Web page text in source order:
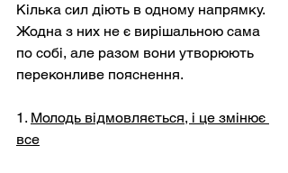
Кілька сил діють в одному напрямку.
Жодна з них не є вирішальною сама
по собі, але разом вони утворюють
переконливе пояснення.
1. Молодь відмовляється, і це змінює
все